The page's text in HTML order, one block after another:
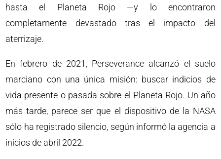
hasta el Planeta Rojo —y lo encontraron
completamente devastado tras el impacto del
aterrizaje.
En febrero de 2021, Perseverance alcanzó el suelo
marciano con una única misión: buscar indicios de
vida presente o pasada sobre el Planeta Rojo. Un año
más tarde, parece ser que el dispositivo de la NASA
sólo ha registrado silencio, según informó la agencia a
inicios de abril 2022.